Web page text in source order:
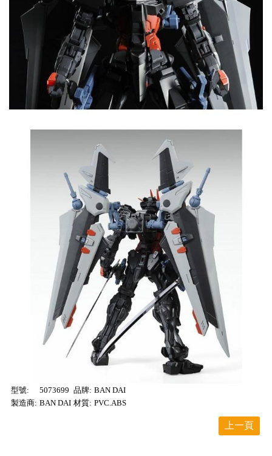
型號: 5073699 品牌: BAN DAI
製造商: BAN DAI 材質: PVC.ABS
上一頁